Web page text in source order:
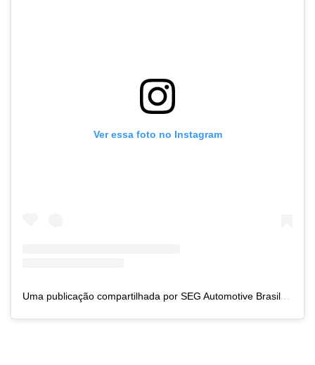
Ver essa foto no Instagram
Uma publicação compartilhada por SEG Automotive Brasil (@segautomotivebr)